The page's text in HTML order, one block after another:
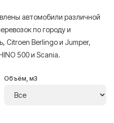
автомобили различной
по городу и
Citroen Berlingo и Jumper,
500 и Scania.
Объём, м3